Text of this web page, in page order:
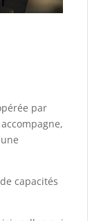
par
capacités